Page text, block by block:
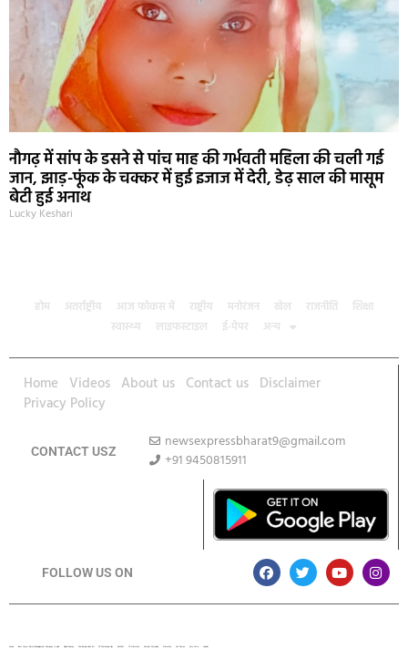
नौगढ़ में सांप के डसने से पांच माह की गर्भवती महिला की चली गई
जान, झाड़-फूंक के चक्कर में हुई इजाज में देरी, डेढ़ साल की मासूम
बेटी हुई अनाथ
Lucky Keshari
होम अंतर्राष्ट्रीय आज फोकस में राष्ट्रीय मनोरंजन खेल राजनीति
शिक्षा
स्वास्थ्य
लाइफस्टाइल ई-पेपर अन्य
Home Videos About us Contact us Disclaimer
Privacy Policy
CONTACT USZ
newsexpressbharat9@gmail.com
+91 9450815911
FOLLOW US ON